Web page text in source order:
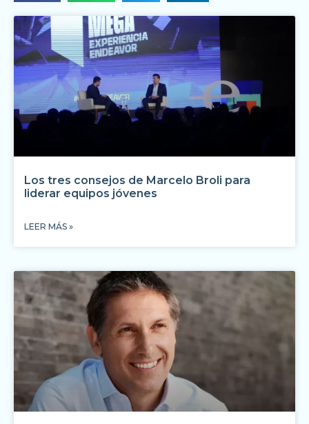
Los tres consejos de Marcelo Broli para
liderar equipos jóvenes
LEER MÁS »